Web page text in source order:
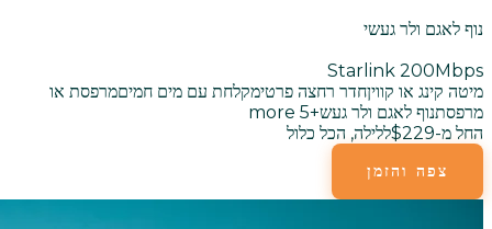
נוף לאגם ולר געשי
Starlink 200Mbps
מיטה קינג או קוויןחדר רחצה פרטימקלחת עם מים חמיםמרפסת או
מרפסתנוף לאגם ולר געש+
5
החל מ-$229
ללילה, הכל כלול
צפה והזמן